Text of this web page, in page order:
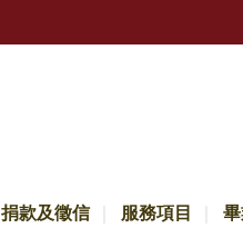
捐款及徵信 服務項目